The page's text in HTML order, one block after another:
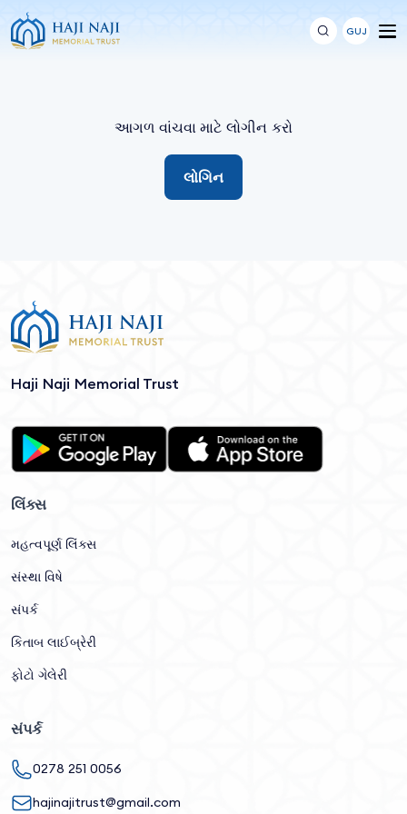
GUJ
આગળ વાંચવા માટે લોગીન કરો
લોગિન
Haji Naji Memorial Trust
લિંક્સ
મહત્વપૂર્ણ લિંક્સ
સંસ્થા વિષે
સંપર્ક
કિતાબ લાઈબ્રેરી
ફોટો ગેલેરી
સંપર્ક
0278 251 0056
hajinajitrust@gmail.com